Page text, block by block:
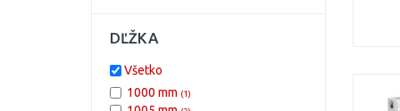
DĽŽKA
Všetko
1000 mm (1)